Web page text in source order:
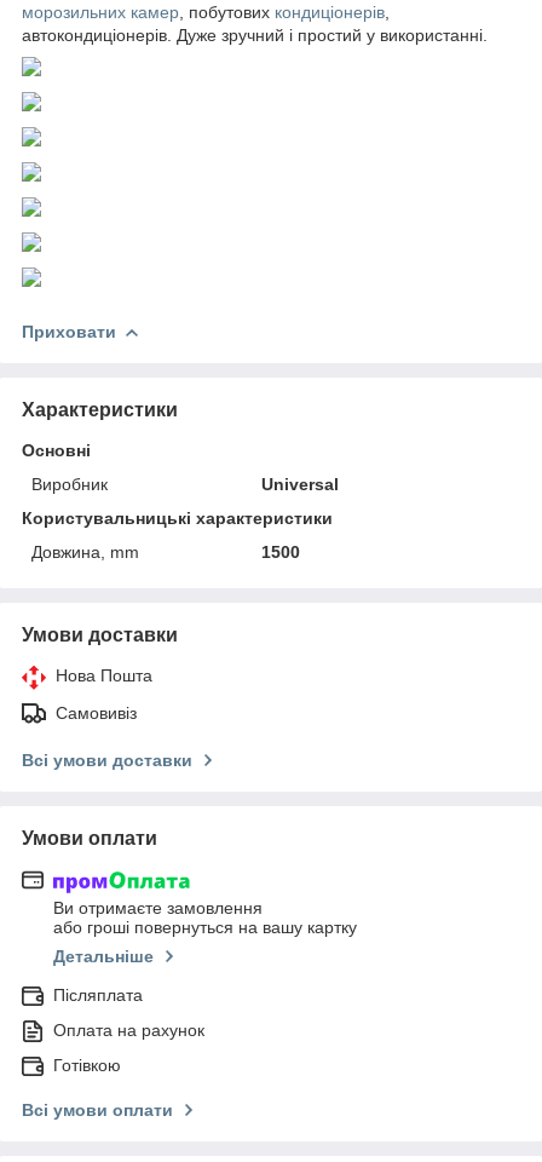
морозильних камер , побутових кондиціонерів
автокондиціонерів. Дуже зручний і простий у використанні.
Приховати
Характеристики
Основні
Виробник
Universal
Користувальницькі характеристики
Довжина, mm
1500
Умови доставки
Нова Пошта
Самовивіз
Всі умови доставки
Умови оплати
Ви отримаєте замовлення
або гроші повернуться на вашу картку
Детальніше
Післяплата
Оплата на рахунок
Готівкою
Всі умови оплати